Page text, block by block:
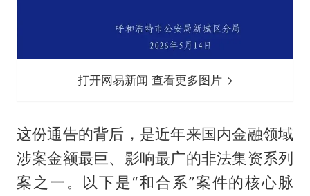
打开网易新闻 查看更多图片
这份通告的背后，是近年来国内金融领域
涉案金额最巨、影响最广的非法集资系列
案之一。以下是“和合系”案件的核心脉